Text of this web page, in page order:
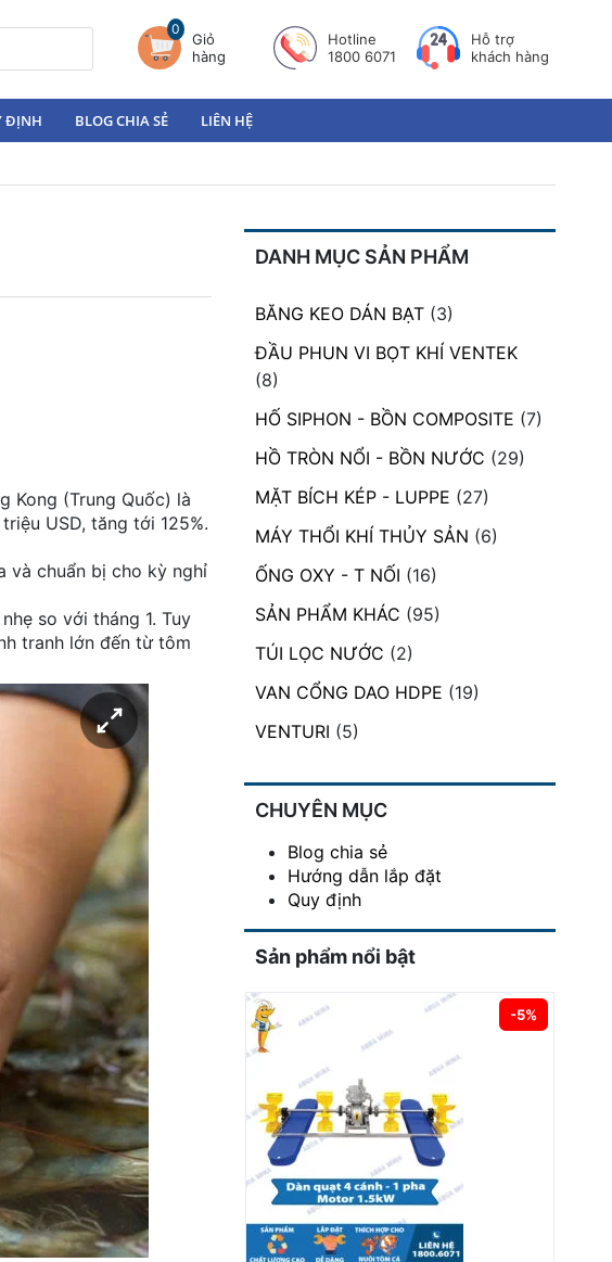
0
Giỏ
hàng
Hotline
1800 6071
Hỗ trợ
khách hàng
ĐỊNH BLOG CHIA SẺ LIÊN HỆ
Kong (Trung Quốc) là
USD, tăng tới 125%.
và chuẩn bị cho kỳ nghỉ
so với tháng 1. Tuy
tranh lớn đến từ tôm
DANH MỤC SẢN PHẨM
BĂNG KEO DÁN BẠT (3)
ĐẦU PHUN VI BỌT KHÍ VENTEK
(8)
HỐ SIPHON - BỒN COMPOSITE (7)
HỒ TRÒN NỔI - BỒN NƯỚC (29)
MẶT BÍCH KÉP - LUPPE (27)
MÁY THỔI KHÍ THỦY SẢN (6)
ỐNG OXY - T NỐI (16)
SẢN PHẨM KHÁC (95)
TÚI LỌC NƯỚC (2)
VAN CỔNG DAO HDPE (19)
VENTURI (5)
CHUYÊN MỤC
Blog chia sẻ
Hướng dẫn lắp đặt
Quy định
Sản phẩm nổi bật
-5%